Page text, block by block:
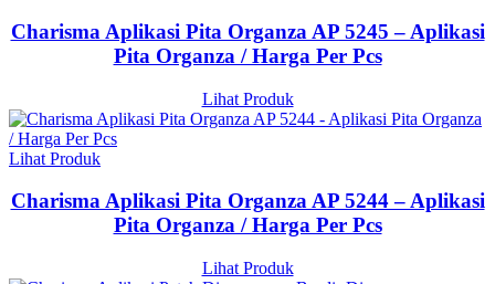
Charisma Aplikasi Pita Organza AP 5245 – Aplikasi
Pita Organza / Harga Per Pcs
Lihat Produk
Lihat Produk
Charisma Aplikasi Pita Organza AP 5244 – Aplikasi
Pita Organza / Harga Per Pcs
Lihat Produk